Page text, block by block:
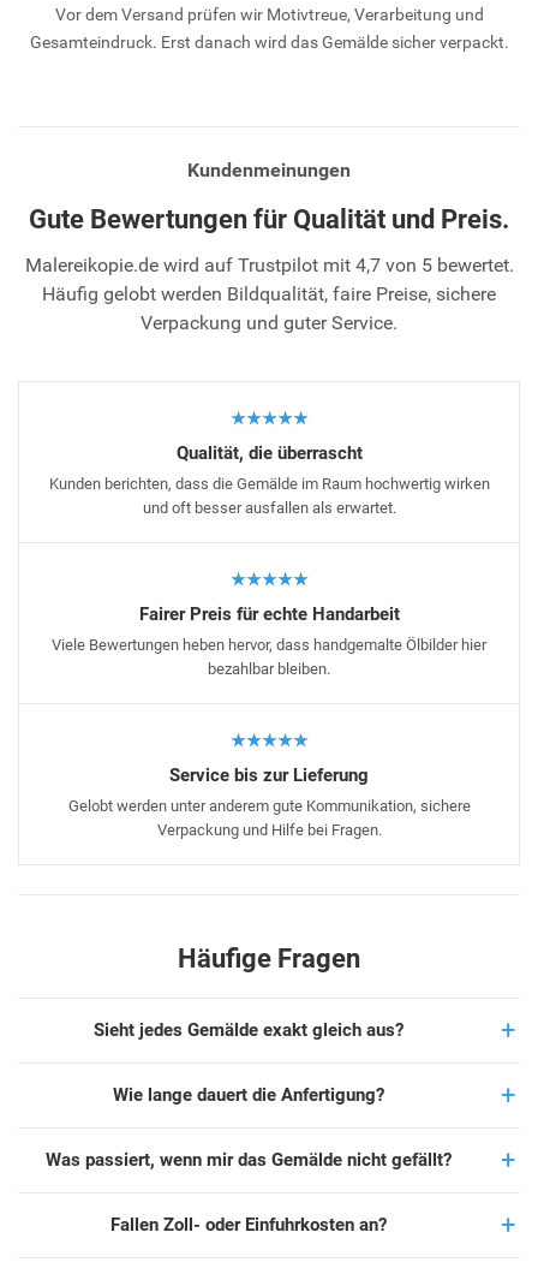
Vor dem Versand prüfen wir Motivtreue, Verarbeitung und
Gesamteindruck. Erst danach wird das Gemälde sicher verpackt.
Kundenmeinungen
Gute Bewertungen für Qualität und Preis.
Malereikopie.de wird auf Trustpilot mit 4,7 von 5 bewertet.
Häufig gelobt werden Bildqualität, faire Preise, sichere
Verpackung und guter Service.
★★★★★
Qualität, die überrascht
Kunden berichten, dass die Gemälde im Raum hochwertig wirken
und oft besser ausfallen als erwartet.
★★★★★
Fairer Preis für echte Handarbeit
Viele Bewertungen heben hervor, dass handgemalte Ölbilder hier
bezahlbar bleiben.
★★★★★
Service bis zur Lieferung
Gelobt werden unter anderem gute Kommunikation, sichere
Verpackung und Hilfe bei Fragen.
Häufige Fragen
Sieht jedes Gemälde exakt gleich aus?
Wie lange dauert die Anfertigung?
Was passiert, wenn mir das Gemälde nicht gefällt?
Fallen Zoll- oder Einfuhrkosten an?